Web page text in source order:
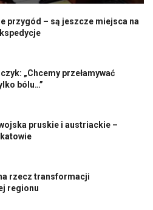
przygód – są jeszcze miejsca na
„Chcemy przełamywać
bólu…”
pruskie i austriackie –
rzecz transformacji
regionu